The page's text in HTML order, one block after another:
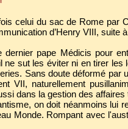
celui du sac de Rome par
d’Henry VIII, suite
dernier pape Médicis pour
ne sut les éviter ni en tirer
Sans doute déformé par
VII, naturellement
dans la gestion des affaires
on doit néanmoins lui
Monde. Rompant avec